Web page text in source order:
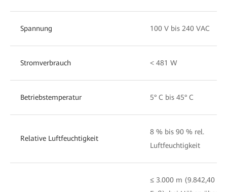
Spannung 100 V bis 240 VAC
Stromverbrauch < 481 W
Betriebstemperatur 5° C bis 45° C
Relative Luftfeuchtigkeit
8 % bis 90 % rel.
Luftfeuchtigkeit
≤ 3.000 m (9.842,40